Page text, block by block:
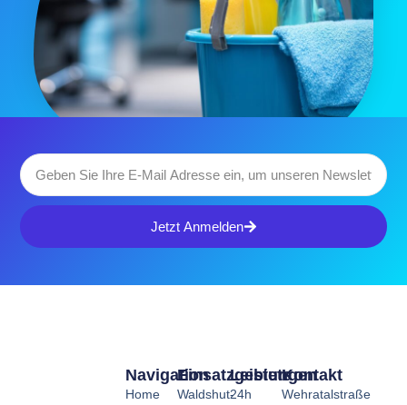
Jetzt Anmelden
Leistungen
24h
Einsatzgebiete
Waldshut-
Navigation
Home
Kontakt
Wehratalstraße